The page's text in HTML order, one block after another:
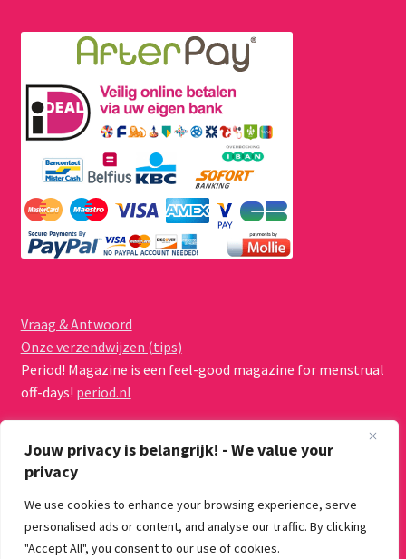
Jouw privacy is belangrijk! - We value your
privacy
We use cookies to enhance your browsing experience, serve
personalised ads or content, and analyse our traffic. By clicking
"Accept All", you consent to our use of cookies.
Vraag & Antwoord
Onze verzendwijzen (tips)
Period! Magazine is een feel-good magazine for menstrual
off-days! period.nl
© Menstruatiecups.nl 2026
Algemene voorwaarden
Gebouwd met WooCommerce.